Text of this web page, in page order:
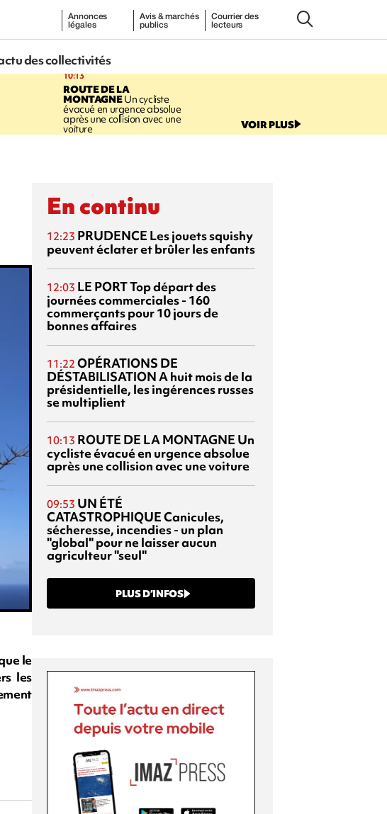
Annonces
légales
Avis & marchés
publics
Courrier des
lecteurs
des collectivités
10:13
ROUTE DE LA
MONTAGNEUn cycliste
évacué en urgence absolue
après une collision avec une
voiture VOIR PLUS
le
les
En continu
12:23 PRUDENCE Les jouets squishy
peuvent éclater et brûler les enfants
12:03 LE PORTTop départ des
journées commerciales - 160
commerçants pour 10 jours de
bonnes affaires
11:22 OPÉRATIONS DE
DÉSTABILISATIONA huit mois de la
présidentielle, les ingérences russes
se multiplient
10:13 ROUTE DE LA MONTAGNE Un
cycliste évacué en urgence absolue
après une collision avec une voiture
09:53 UN ÉTÉ
CATASTROPHIQUECanicules,
sécheresse, incendies - un plan
"global" pour ne laisser aucun
agriculteur "seul"
PLUS D’INFOS